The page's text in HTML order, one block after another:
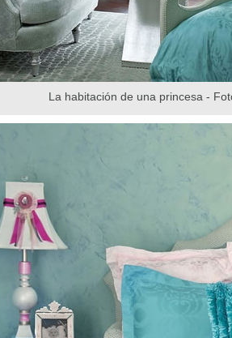
La habitación de una princesa -